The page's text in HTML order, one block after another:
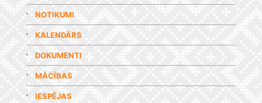
NOTIKUMI
KALENDĀRS
DOKUMENTI
MĀCĪBAS
IESPĒJAS